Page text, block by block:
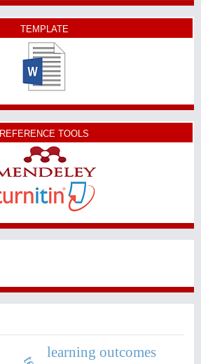
TEMPLATE
REFERENCE TOOLS
learning outcomes